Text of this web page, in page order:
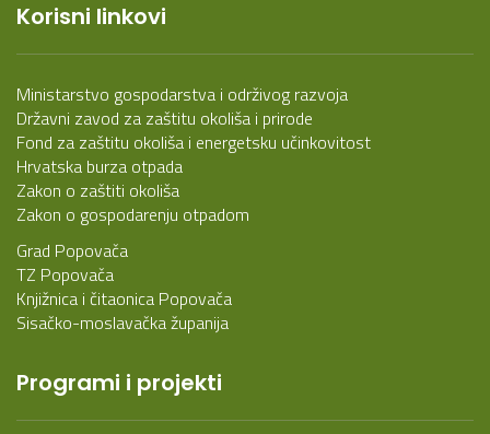
Korisni linkovi
Ministarstvo gospodarstva i održivog razvoja
Državni zavod za zaštitu okoliša i prirode
Fond za zaštitu okoliša i energetsku učinkovitost
Hrvatska burza otpada
Zakon o zaštiti okoliša
Zakon o gospodarenju otpadom
Grad Popovača
TZ Popovača
Knjižnica i čitaonica Popovača
Sisačko-moslavačka županija
Programi i projekti